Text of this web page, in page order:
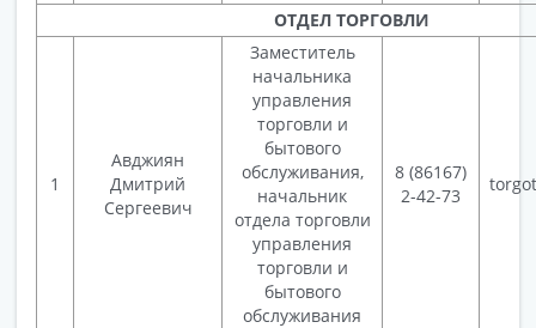
ОТДЕЛ ТОРГОВЛИ
1
Авджиян
Дмитрий
Сергеевич
Заместитель
начальника
управления
торговли и
бытового
обслуживания,
начальник
отдела торговли
управления
торговли и
бытового
обслуживания
8 (86167)
2-42-73